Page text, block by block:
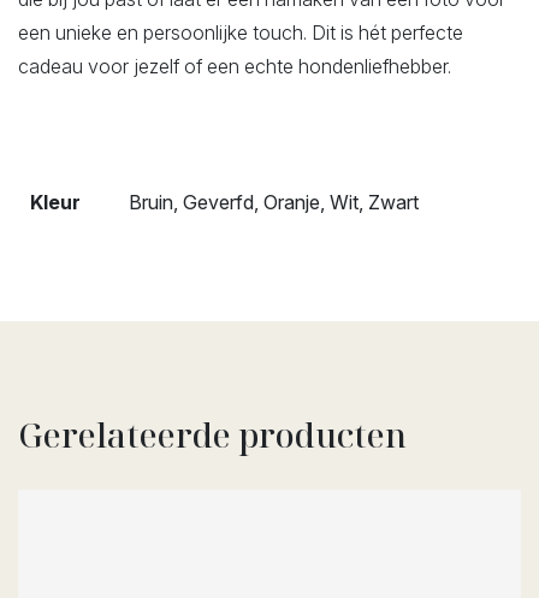
een unieke en persoonlijke touch. Dit is hét perfecte
cadeau voor jezelf of een echte hondenliefhebber.
Kleur Bruin, Geverfd, Oranje, Wit, Zwart
Gerelateerde producten